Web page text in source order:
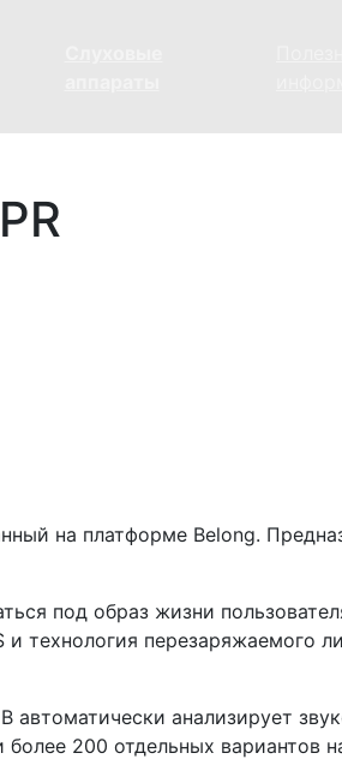
на платформе Belong.
под образ жизни
технология перезаряжаемого
автоматически анализирует
200 отдельных вариантов